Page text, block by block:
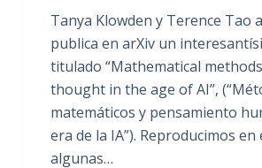
Tanya Klowden y Terence Tao
publica en arXiv un
titulado “Mathematical
thought in the age of AI”,
matemáticos y pensamiento
era de la IA”). Reproducimos
algunas…